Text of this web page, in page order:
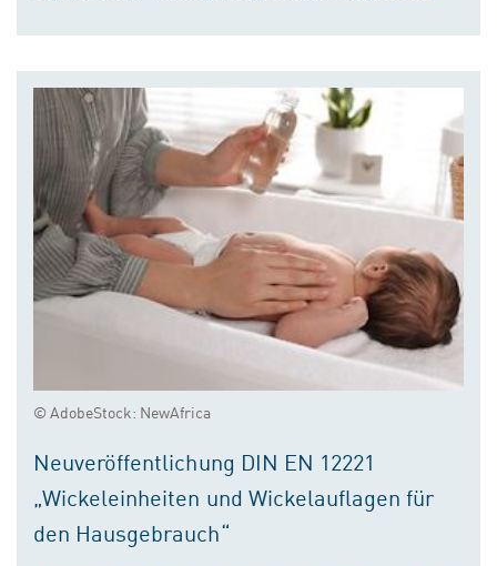
© AdobeStock: NewAfrica
Neuveröffentlichung DIN EN 12221
„Wickeleinheiten und Wickelauflagen für
den Hausgebrauch“